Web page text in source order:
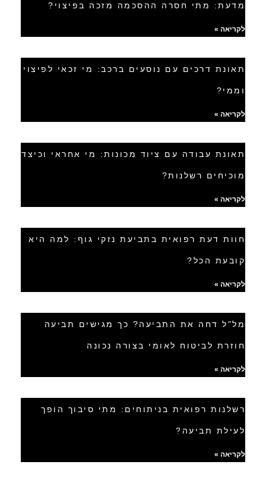
מדעת: מתי חסרה ההסכמה מזכה בפיצוי?
לקריאה »
תאונת דרכים עם נוסעים ברכב: מי זכאי לפיצוי
וממי?
לקריאה »
תאונת עבודה עם ציוד מכונות: מי אחראי וכיצד
מוכיחים רשלנות?
לקריאה »
חוות דעת רפואית בתביעת נזקי גוף: למה היא
קובעת הכל?
לקריאה »
מל"ל דחה את התביעה? כך מגישים תביעה
חוזרת לביטוח לאומי בצורה נכונה
לקריאה »
רשלנות רפואית בניתוחים: מתי סיבוך הופך
לעילת תביעה?
לקריאה »